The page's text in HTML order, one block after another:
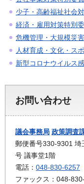
少子・高齢福祉社会
経済・雇用対策特別
危機管理・大規模災
人材育成・文化・ス
新型コロナウイルス
お問い合わせ
議会事務局 政策調査
郵便番号330-9301 埼
号 議事堂1階
電話： 048-830-6257
ファックス：048-